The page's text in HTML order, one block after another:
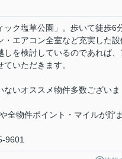
ク塩草公園」。歩いて徒歩6
エアコン全室など充実した設
を検討しているのであれば、
いただきます。
いオススメ物件多数ございま
全物件ポイント・マイルが貯
9601